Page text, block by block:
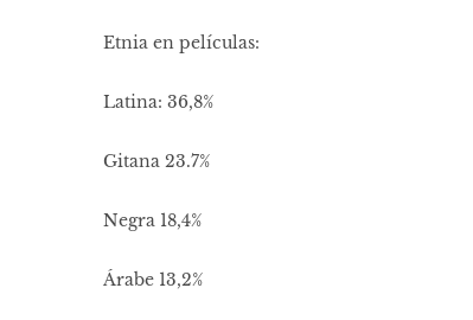
Etnia en películas:
Latina: 36,8%
Gitana 23.7%
Negra 18,4%
Árabe 13,2%